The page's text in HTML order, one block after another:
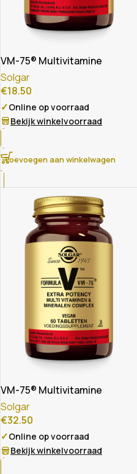
VM-75® Multivitamine
Solgar
€18.50
✓Online op voorraad
Bekijk winkelvoorraad
Toevoegen aan winkelwagen
VM-75® Multivitamine
Solgar
€32.50
✓Online op voorraad
Bekijk winkelvoorraad